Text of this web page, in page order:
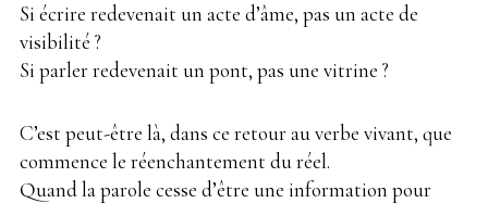
Si écrire redevenait un acte d’âme, pas un acte de
visibilité ?
Si parler redevenait un pont, pas une vitrine ?
C’est peut-être là, dans ce retour au verbe vivant, que
commence le réenchantement du réel.
Quand la parole cesse d’être une information pour